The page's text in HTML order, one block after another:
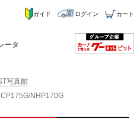
ータ
ガイド ログイン カート
写真館
NHP170G